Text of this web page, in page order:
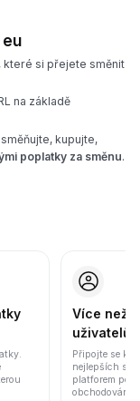
které si přejete směnit
na základě
kupujte,
poplatky za směnu.
Více než
uživatelů
Připojte se k
nejlepších
platforem
obchodování